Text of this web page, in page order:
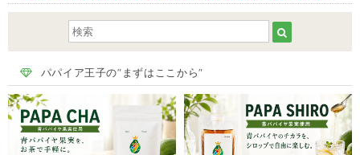
パパイア王子の"まずはここから"